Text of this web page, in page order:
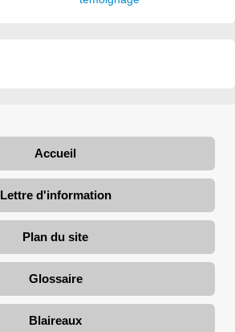
Accueil
Lettre d'information
Plan du site
Glossaire
Blaireaux